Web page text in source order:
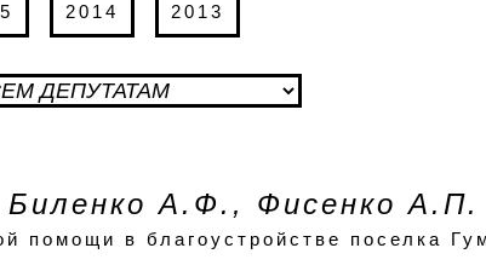
2014 2013
Биленко А.Ф., Фисенко А.П.
помощи в благоустройстве поселка